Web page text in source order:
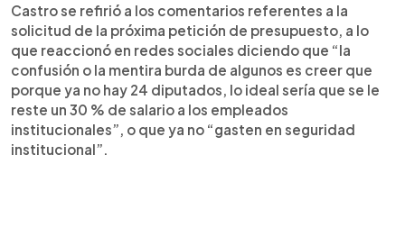
Castro se refirió a los comentarios referentes a la
solicitud de la próxima petición de presupuesto, a lo
que reaccionó en redes sociales diciendo que “la
confusión o la mentira burda de algunos es creer que
porque ya no hay 24 diputados, lo ideal sería que se le
reste un 30 % de salario a los empleados
institucionales”, o que ya no “gasten en seguridad
institucional”.